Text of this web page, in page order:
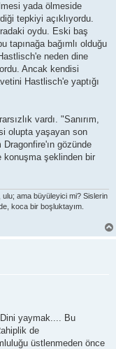
yada ölmeside
tepkiyi açıklıyordu.
oydu. Eski baş
tapınağa bağımlı olduğu
neden dine
Ancak kendisi
Hastlisch'e yaptığı
vardı. "Sanırım,
olupta yaşayan son
gözünde
konuşma şeklinden bir
ulu; ama büyüleyici mi? Sislerin
koca bir boşluktayım.
yaymak.... Bu
de
üstlenmeden önce